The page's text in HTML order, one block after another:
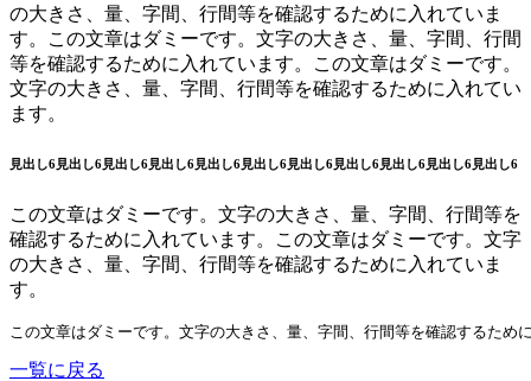
の大きさ、量、字間、行間等を確認するために入れていま
す。この文章はダミーです。文字の大きさ、量、字間、行間
等を確認するために入れています。この文章はダミーです。
文字の大きさ、量、字間、行間等を確認するために入れてい
ます。
見出し6見出し6見出し6見出し6見出し6見出し6見出し6見出し6見出し6見出し6見出し6
この文章はダミーです。文字の大きさ、量、字間、行間等を
確認するために入れています。この文章はダミーです。文字
の大きさ、量、字間、行間等を確認するために入れていま
す。
この文章はダミーです。文字の大きさ、量、字間、行間等を確認するた
一覧に戻る